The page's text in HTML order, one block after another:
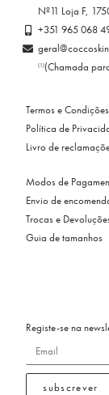
Nº11 Loja F,
+351 965 068
(1)(Chamada
Termos e Condições
Política de
Livro de
Modos de
Envio de
Trocas e
Guia de tamanhos
Registe-se na
subscrever